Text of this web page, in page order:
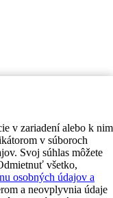
v zariadení alebo k nim
v súboroch
Svoj súhlas môžete
všetko,
osobných údajov a
a neovplyvnia údaje